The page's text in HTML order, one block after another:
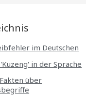
im Deutschen
in der Sprache
über